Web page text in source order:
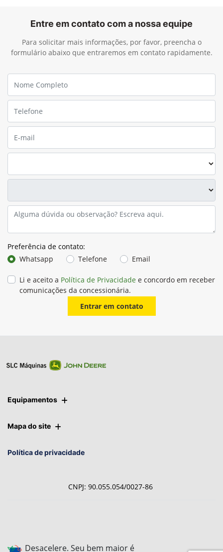
formulário abaixo que entraremos em contato rapidamente.
Preferência de contato:
Li e aceito aPolítica de Privacidade
comunicações da concessionária.
Mapa do site
Política de privacidade